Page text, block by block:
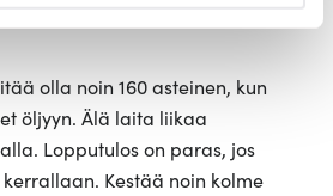
sisällön ja mainosten
median ominaisuuksien
analysoimiseen. Lisäksi
mainosalan ja analytiikka-
olla noin 160 asteinen, kun
öljyyn. Älä laita liikaa
Lopputulos on paras, jos
Kestää noin kolme